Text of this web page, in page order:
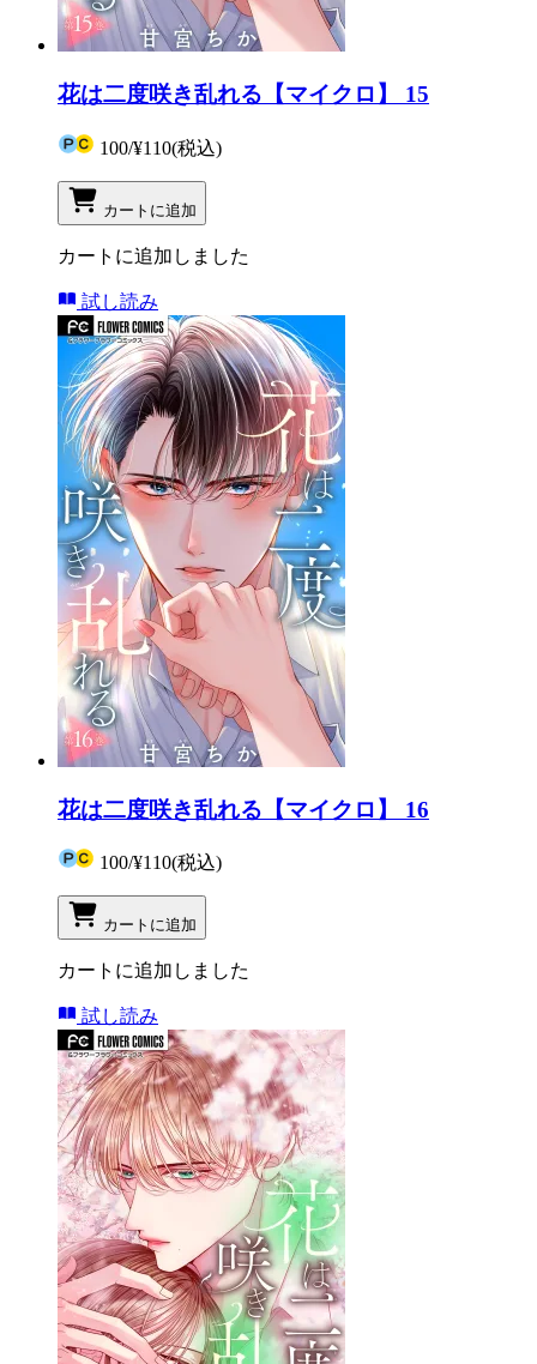
花は二度咲き乱れる【マイクロ】 15
100/¥110(税込)
カートに追加
カートに追加しました
試し読み
花は二度咲き乱れる【マイクロ】 16
100/¥110(税込)
カートに追加
カートに追加しました
試し読み